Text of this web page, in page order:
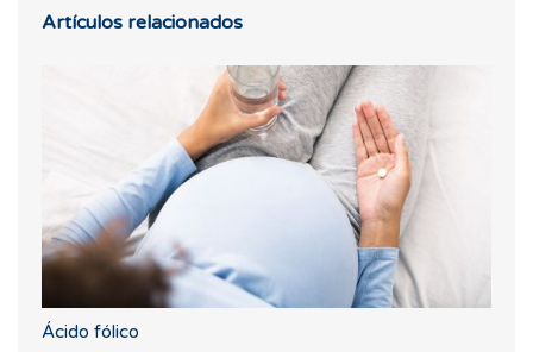
Artículos relacionados
Ácido fólico